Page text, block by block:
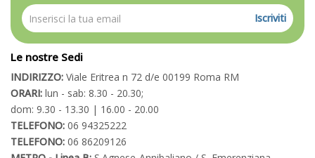
Iscriviti
Le nostre Sedi
INDIRIZZO: Viale Eritrea n 72 d/e 00199 Roma RM
ORARI: lun - sab: 8.30 - 20.30;
dom: 9.30 - 13.30 | 16.00 - 20.00
TELEFONO: 06 94325222
TELEFONO: 06 86209126